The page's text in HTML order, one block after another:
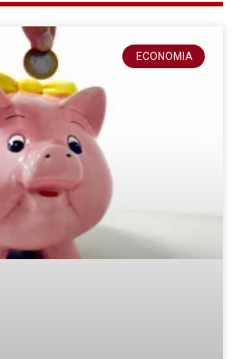
ECONOMIA